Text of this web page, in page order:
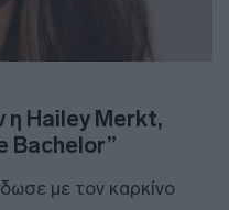
η Hailey Merkt,
Bachelor”
με τον καρκίνο